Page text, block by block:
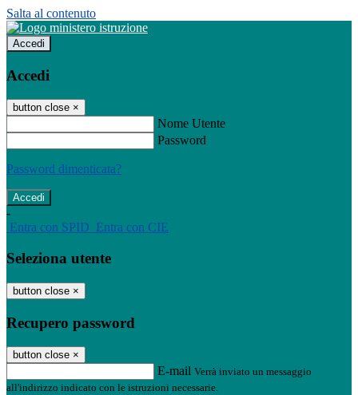
Salta al contenuto
Accedi
Accedi
button close ×
Nome Utente
Password
Password dimenticata?
-
Entra con SPID Entra con CIE
Seleziona utente
button close ×
Recupero password
button close ×
E-mail Verrà inviato un messaggio
all'indirizzo indicato con le istruzioni necessarie.